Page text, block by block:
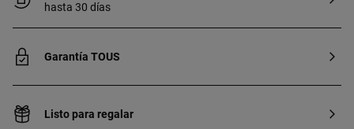
hasta 30 días
Garantía TOUS
Listo para regalar